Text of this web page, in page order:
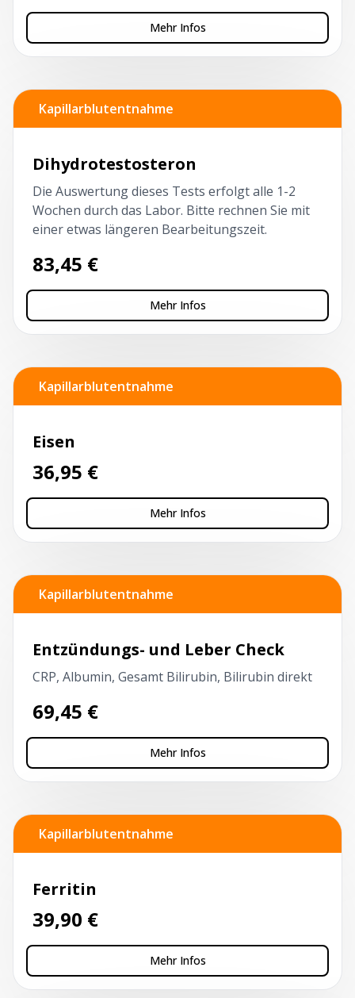
Mehr Infos
Kapillarblutentnahme
Dihydrotestosteron
Die Auswertung dieses Tests erfolgt alle 1-2
Wochen durch das Labor. Bitte rechnen Sie mit
einer etwas längeren Bearbeitungszeit.
83,45 €
Mehr Infos
Kapillarblutentnahme
Eisen
36,95 €
Mehr Infos
Kapillarblutentnahme
Entzündungs- und Leber Check
CRP, Albumin, Gesamt Bilirubin, Bilirubin direkt
69,45 €
Mehr Infos
Kapillarblutentnahme
Ferritin
39,90 €
Mehr Infos